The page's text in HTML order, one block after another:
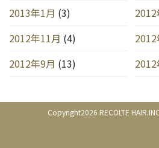
2013年1月 (3)
2012年11月 (4)
2012年9月 (13)
Copyright2026 RECOLTE